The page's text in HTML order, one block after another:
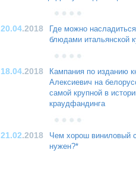
20.04.2018
Где можно
блюдами итальянской
18.04.2018
Кампания по изданию
Алексиевич на
самой крупной в
краудфандинга
21.02.2018
Чем хорош виниловый
нужен?*